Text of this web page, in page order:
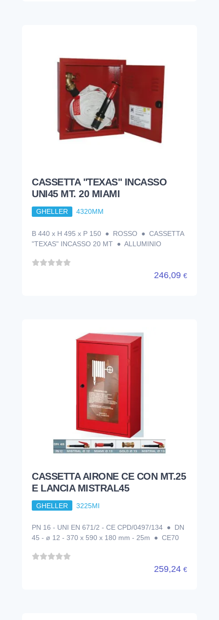
CASSETTA "TEXAS" INCASSO
UNI45 MT. 20 MIAMI
GHELLER 4320MM
B 440 x H 495 x P 150 ● ROSSO ● CASSETTA
"TEXAS" INCASSO 20 MT ● ALLUMINIO
246,09 €
CASSETTA AIRONE CE CON MT.25
E LANCIA MISTRAL45
GHELLER 3225MI
PN 16 - UNI EN 671/2 - CE CPD/0497/134 ● DN
45 - ø 12 - 370 x 590 x 180 mm - 25m ● CE70
259,24 €